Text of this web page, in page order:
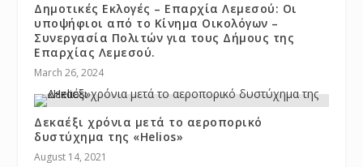
Δημοτικές Εκλογές – Επαρχία Λεμεσού: Οι
υποψήφιοι από το Κίνημα Οικολόγων –
Συνεργασία Πολιτών για τους Δήμους της
Επαρχίας Λεμεσού.
March 26, 2024
Δεκαέξι χρόνια μετά το αεροπορικό
δυστύχημα της «Helios»
August 14, 2021